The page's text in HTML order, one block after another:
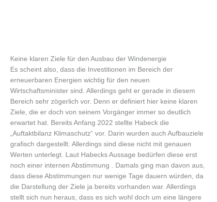
Keine klaren Ziele für den Ausbau der Windenergie
Es scheint also, dass die Investitionen im Bereich der
erneuerbaren Energien wichtig für den neuen
Wirtschaftsminister sind. Allerdings geht er gerade in diesem
Bereich sehr zögerlich vor. Denn er definiert hier keine klaren
Ziele, die er doch von seinem Vorgänger immer so deutlich
erwartet hat. Bereits Anfang 2022 stellte Habeck die
„Auftaktbilanz Klimaschutz“ vor. Darin wurden auch Aufbauziele
grafisch dargestellt. Allerdings sind diese nicht mit genauen
Werten unterlegt. Laut Habecks Aussage bedürfen diese erst
noch einer internen Abstimmung . Damals ging man davon aus,
dass diese Abstimmungen nur wenige Tage dauern würden, da
die Darstellung der Ziele ja bereits vorhanden war. Allerdings
stellt sich nun heraus, dass es sich wohl doch um eine längere